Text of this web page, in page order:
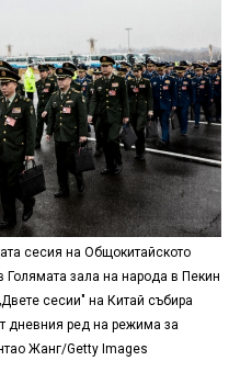
сесия на Общокитайското
Голямата зала на народа в Пекин
сесии" на Китай събира
дневния ред на режима за
Жанг/Getty Images